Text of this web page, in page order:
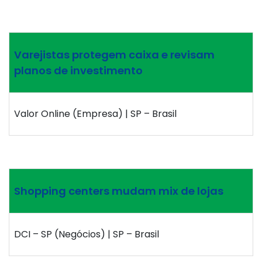
Varejistas protegem caixa e revisam
planos de investimento
Valor Online (Empresa) | SP – Brasil
Shopping centers mudam mix de lojas
DCI – SP (Negócios) | SP – Brasil